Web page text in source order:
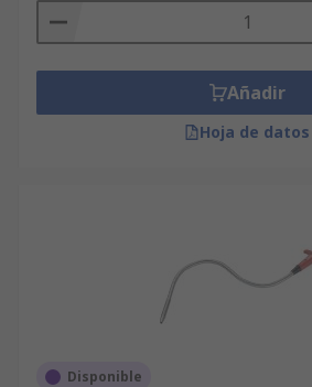
Añadir
Hoja de datos
Disponible